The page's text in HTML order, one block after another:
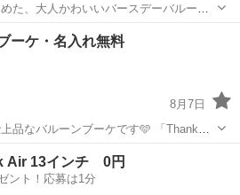
た、大人かわいいバースデーバルーン
お花を組み合わせ、可愛らしさと上品
げました✨ お誕生日はもちろん、サプ
り物に...
小井川駅 家庭用品
ーケ・名入れ無料
8月7日
品なバルーンブーケです🩵 「Thank
の気持ちを伝える贈り物にぴったり！
い・発表会・記念日など、さまざまな
...
Air 13インチ 0円
ント！応募は1分